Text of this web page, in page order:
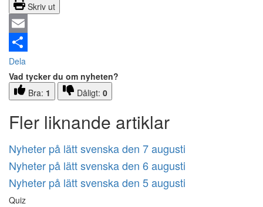
Skriv ut
Email
Dela
Vad tycker du om nyheten?
Bra: 1 Dåligt: 0
Fler liknande artiklar
Nyheter på lätt svenska den 7 augusti
Nyheter på lätt svenska den 6 augusti
Nyheter på lätt svenska den 5 augusti
Quiz